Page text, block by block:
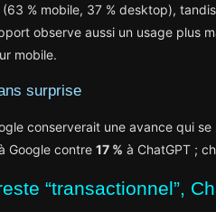
(63 % mobile, 37 % desktop),
observe aussi un usage plus
mobile.
surprise
conserverait une avance qui
Google contre 17 % à ChatGPT ;
“transactionnel”,